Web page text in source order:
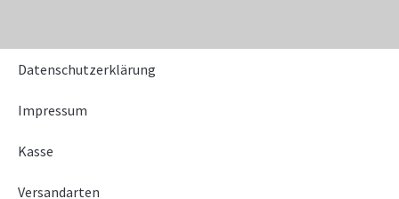
Datenschutzerklärung
Impressum
Kasse
Versandarten